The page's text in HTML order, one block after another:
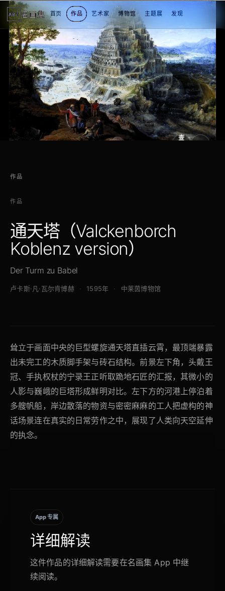
ART 名画集 首页 作品 艺术家 博物馆 主题展 发现
查
作品
作品
通天塔（Valckenborch
Koblenz version）
Der Turm zu Babel
卢卡斯·凡·瓦尔肯博赫 1595年 中莱茵博物馆
耸立于画面中央的巨型螺旋通天塔直插云霄，最顶端暴露
出未完工的木质脚手架与砖石结构。前景左下角，头戴王
冠、手执权杖的宁录王正听取跪地石匠的汇报，其微小的
人影与巍峨的巨塔形成鲜明对比。左下方的河港上停泊着
多艘帆船，岸边散落的物资与密密麻麻的工人把虚构的神
话场景连在真实的日常劳作之中，展现了人类向天空延伸
的执念。
App 专属
详细解读
这件作品的详细解读需要在名画集 App 中继
续阅读。